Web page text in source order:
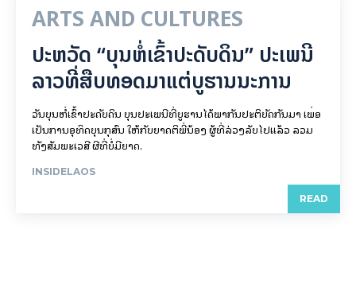
ARTS AND CULTURES
ປະຫວັດ “ບຸນຫໍ່ເຂົ້າປະດັບດິນ” ປະເພນີ
ລາວທີ່ສືບທອດມາແຕ່ບູຮານນະການ
ວັນບຸນຫໍ່ເຂົ້າປະດັບດິນ ບຸນປະເພນີທີ່ບູຮານໄດ້ພາກັນປະຕິບັດກັນມາ ເພື່ອ
ເປັນການອຸທິດບຸນກຸສົນ ໃຫ້ກັບຍາດຕິພີ່ນ້ອງ ຜູ້ທີ່ລ່ວງລັບໄປແລ້ວ ລວມ
ທັງສັມພະເວສີ ຜີທີ່ບໍ່ມີຍາດ.
INSIDELAOS
READ